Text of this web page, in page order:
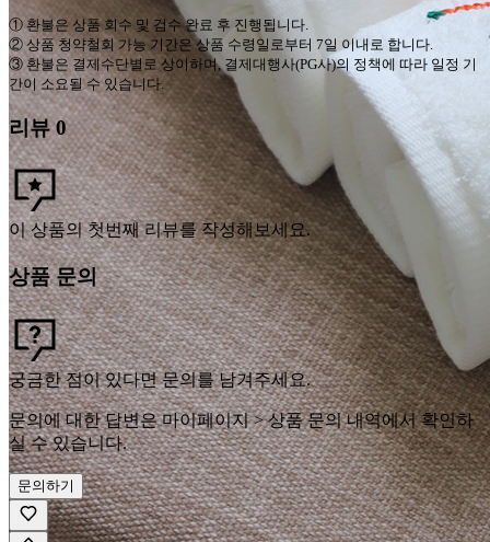
① 환불은 상품 회수 및 검수 완료 후 진행됩니다
② 상품 청약철회 가능 기간은 상품 수령일로부터 7일 이내로 합니다
③ 환불은 결제수단별로 상이하며, 결제대행사(PG사)의 정책에 따라 일정 기
간이 소요될 수 있습니다.
리뷰 0
이 상품의 첫번째 리뷰를 작성해보세요.
상품 문의
궁금한 점이 있다면 문의를 남겨주세요.
문의에 대한 답변은 마이페이지 > 상품 문의 내역에서 확인하
실 수 있습니다.
문의하기